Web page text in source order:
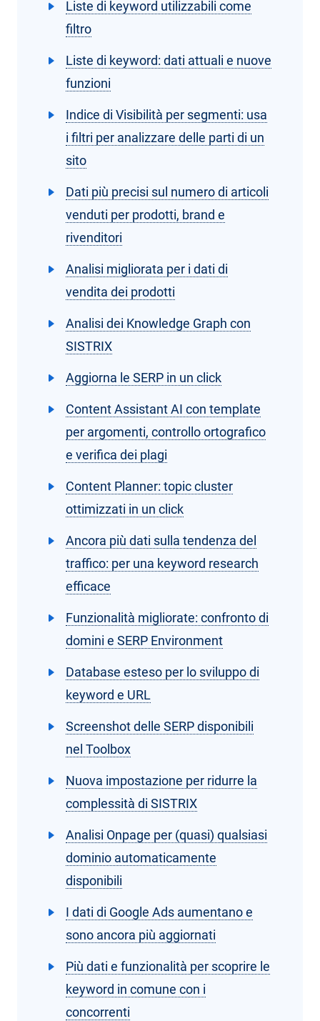
Liste di keyword utilizzabili come
filtro
Liste di keyword: dati attuali e nuove
funzioni
Indice di Visibilità per segmenti: usa
i filtri per analizzare delle parti di un
sito
Dati più precisi sul numero di articoli
venduti per prodotti, brand e
rivenditori
Analisi migliorata per i dati di
vendita dei prodotti
Analisi dei Knowledge Graph con
SISTRIX
Aggiorna le SERP in un click
Content Assistant AI con template
per argomenti, controllo ortografico
e verifica dei plagi
Content Planner: topic cluster
ottimizzati in un click
Ancora più dati sulla tendenza del
traffico: per una keyword research
efficace
Funzionalità migliorate: confronto di
domini e SERP Environment
Database esteso per lo sviluppo di
keyword e URL
Screenshot delle SERP disponibili
nel Toolbox
Nuova impostazione per ridurre la
complessità di SISTRIX
Analisi Onpage per (quasi) qualsiasi
dominio automaticamente
disponibili
I dati di Google Ads aumentano e
sono ancora più aggiornati
Più dati e funzionalità per scoprire le
keyword in comune con i
concorrenti